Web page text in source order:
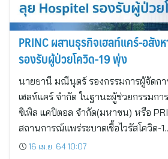
PRINC ผสานธุรกิจเฮลท์แคร์-อสัง
รองรับผู้ป่วยโควิด-19 พุ่ง
นายธานี มณีนุตร์ รองกรรมการผู้จัดก
เฮลท์แคร์ จำกัด ในฐานะผู้ช่วยกรรมก
ซิเพิล แคปิตอล จำกัด(มหาชน) หรือ
สถานการณ์แพร่ระบาดเชื้อไวรัสโควิด-
16 เม.ย. 64 10:07